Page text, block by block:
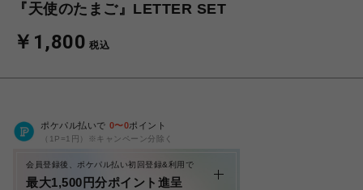
『天使のたまご』LETTER SET
￥1,800 税込
ポケパル払いで 0〜0ポイント
（1P=1円）※キャンペーン分除く
会員登録後、ポケパル払い初回登録&利用で
最大1,500円分ポイント進呈